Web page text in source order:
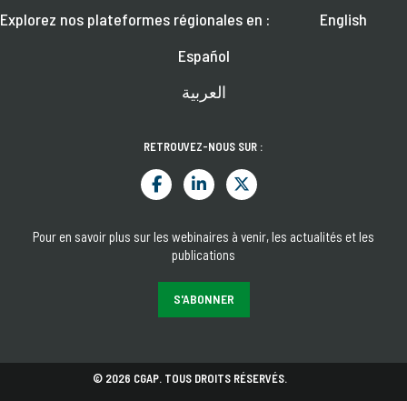
Explorez nos plateformes régionales en :
English
Español
العربية
RETROUVEZ-NOUS SUR :
Pour en savoir plus sur les webinaires à venir, les actualités et les
publications
S'ABONNER
© 2026 CGAP. TOUS DROITS RÉSERVÉS.